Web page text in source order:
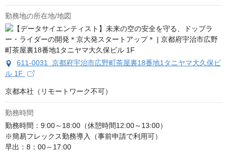
勤務地の所在地/地図
611-0031 京都府宇治市広野町茶屋裏18番地1タニヤマ大久保ビ
ル 1F
京都本社（リモートワーク不可）
勤務時間
勤務時間：9:00～18:00（休憩時間12:00～13:00）
※簡易フレックス勤務導入（事前申請で利用可）
早出：8：00～17:00